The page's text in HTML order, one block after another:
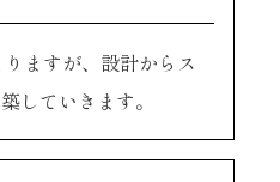
ますが、設計からス
していきます。